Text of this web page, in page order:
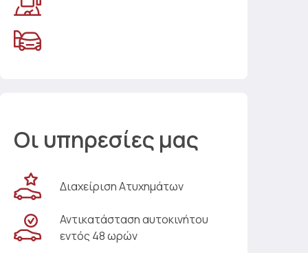
Οι υπηρεσίες μας
Διαχείριση Ατυχημάτων
Αντικατάσταση αυτοκινήτου
εντός 48 ωρών